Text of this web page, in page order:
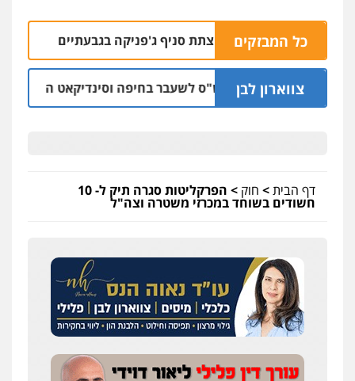
כל המבזקים
למעורבות בהצתת סניף ג'פניקה בגבעתיים 06.08 | 22:58
צווארון לבן
כתב אישום: יו"ר ש"ס לשעבר בחיפה וסינדיקאט ההלוואות של
דף הבית> חוק > הפרקליטות סגרה תיק ל- 10
חשודים בשוחד במכרזי משטרה וצה"ל